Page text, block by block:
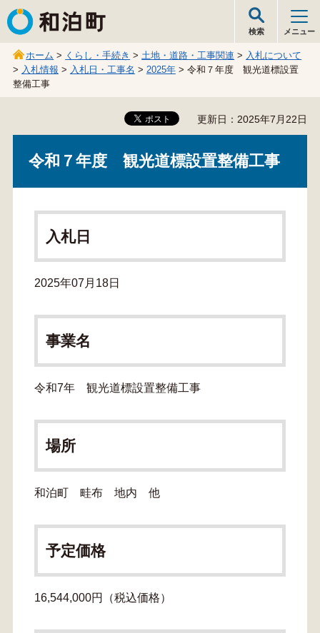
和泊町
検索 メニュー
ホーム > くらし・手続き >土地・道路・工事関連 > 入札について
> 入札情報 > 入札日・工事名 > 2025年> 令和７年度 観光道標設置
整備工事
更新日：2025年7月22日
令和７年度 観光道標設置整備工事
入札日
2025年07月18日
事業名
令和7年 観光道標設置整備工事
場所
和泊町 畦布 地内 他
予定価格
16,544,000円（税込価格）